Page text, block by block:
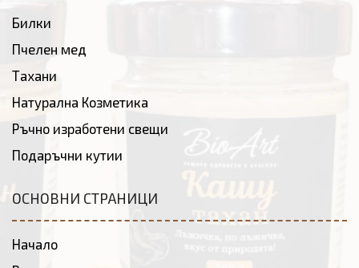
Билки
Пчелен мед
Тахани
Натурална Козметика
Ръчно изработени свещи
Подаръчни кутии
ОСНОВНИ СТРАНИЦИ
Начало